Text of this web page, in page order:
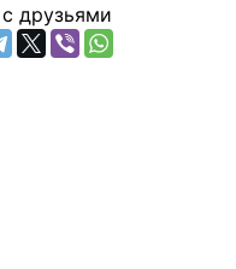
друзьями